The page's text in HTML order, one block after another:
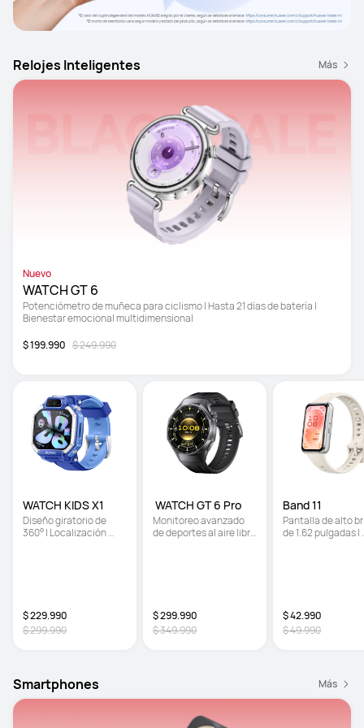
Relojes Inteligentes Más
Nuevo
WATCH GT 6
Potenciómetro de muñeca para ciclismo | Hasta 21 días de batería |
Bienestar emocional multidimensional
$ 199.990 $ 249.990
WATCH KIDS X1
Diseño giratorio de
360° | Localización
$ 229.990
$ 299.990
WATCH GT 6 Pro
Monitoreo avanzado
de deportes al aire libre
$ 299.990
$ 349.990
Band 11
Pantalla de alto
de 1.62 pulgadas |
$ 42.990
$ 49.990
Smartphones Más